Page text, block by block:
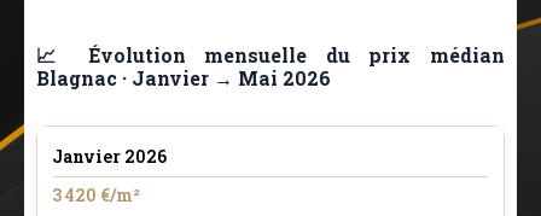
📈 Évolution mensuelle du prix médian
Blagnac · Janvier → Mai 2026
Janvier 2026
3 420 €/m²